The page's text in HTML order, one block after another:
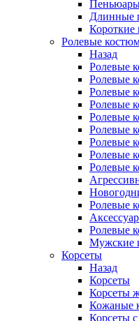
Длинные
Ролевые
Назад
Ролевые
Ролевые
Ролевые
Ролевые
Ролевые
Ролевые
Ролевые
Ролевые
Ролевые
Ролевые
Ролевые
Мужские
Корсеты
Назад
Корсеты
Корсеты
Кожаные
Корсеты